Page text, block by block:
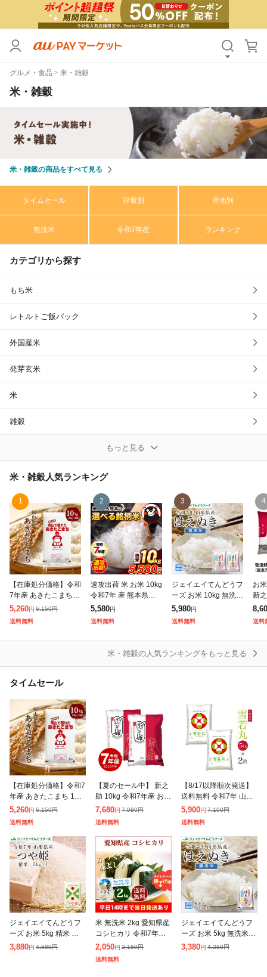
グルメ・食品 米・雑穀
米・雑穀
米・雑穀の商品をすべて見る
タイムセール 容量別 産地別
無洗米 令和7年産 ランキング
カテゴリから探す
もち米
レトルトご飯パック
外国産米
発芽玄米
米
雑穀
餅
麦
玄米
その他米・雑穀
もっと見る
米・雑穀人気ランキング
1
【在庫処分価格】令和
7年産 あきたこまち 1
0kg (5kg×2袋) 岡山県
産 ブランド米 米 お米
送料無料 10キロ 北海
5,260円 6,150円
送料無料
2
速攻出荷 米 お米 10kg
令和7年 産 熊本県産
ブランド米 銘柄米 選
べる 白米 5kg × 2 ひ
のひかり くまさんの
5,580円
送料無料
3
ジェイエイてんどうフ
ーズ お米 10kg 無洗米
山形県産 令和7年 は
えぬき 無洗米 10kg(5
kg×2袋) 【※キャンセ
5,980円
送料無料
4
お
新
年
内
送料
米・雑穀の人気ランキングをもっと見る
タイムセール
【在庫処分価格】令和7
年産 あきたこまち 10k
g (5kg×2袋) 岡山県産
ブランド米 米 お米 送
料無料 10キロ 北海道
5,260円 6,150円
送料無料
【夏のセール中】 新之
助 10kg 令和7年産 お米
10キロ 新潟産 しんのす
け 一等米 沖縄別途送料
7,680円 7,980円
送料無料
【8/17以降順次発送】
送料無料 令和7年 山形
県産 雪若丸 10kg(5kg×
2) 米 白米 お米
5,900円 7,100円
送料無料
ジェイエイてんどうフ
ーズ お米 5kg 精米 山形
県産 令和7年 つや姫 5k
3,880円 4,680円
米 無洗米 2kg 愛知県産
コシヒカリ 令和7年産
お米 2kg 送料無料 北海
道・沖縄は追加送料 営
業日14時まで即日発送
2,050円 2,150円
送料無料
ジェイエイてんどうフ
ーズ お米 5kg 無洗米 令
和7年 山形県産 はえぬ
3,380円 4,280円
カテゴリ すべて
価格
すべて
その他の条件
タイムセール
サンキュー配送対象 レビューキャンペーン
キーワード
除外ワード